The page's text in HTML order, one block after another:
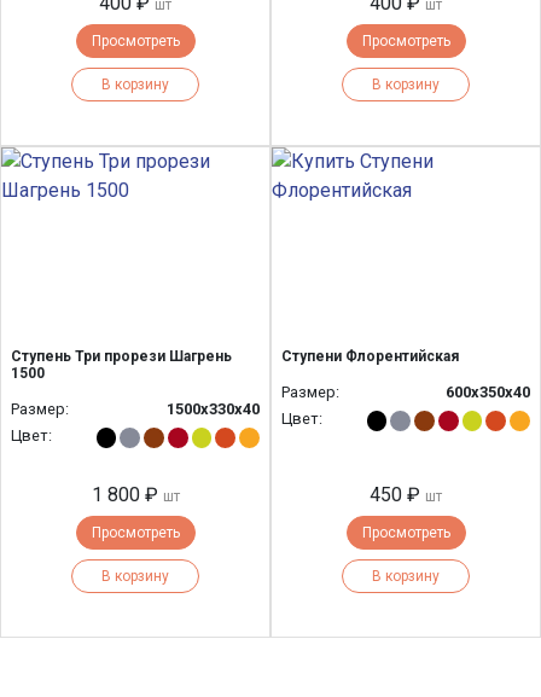
шт
Просмотреть
В корзину
шт
Просмотреть
В корзину
Ступень Три прорези Шагрень
1500
Размер:
1500х330х40
Цвет:
1 800 ₽ шт
Просмотреть
В корзину
Ступени Флорентийская
Размер:
600х350х40
Цвет:
450 ₽ шт
Просмотреть
В корзину